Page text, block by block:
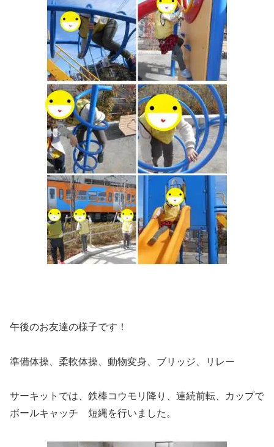
午後のお友達の様子です！
準備体操、柔軟体操、動物変身、ブリッジ、リレー
サーキットでは、鉄棒コウモリ降り、連続前転、カップで
ボールキャッチ 短縄を行いました。